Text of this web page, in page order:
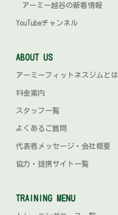
アーミー越谷の新着情報
YouTubeチャンネル
ABOUT US
アーミーフィットネスジムとは
料金案内
スタッフ一覧
よくあるご質問
代表者メッセージ・会社概要
協力・提携サイト一覧
TRAINING MENU